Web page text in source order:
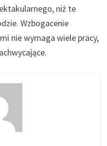
niż te
Wzbogacenie
nie wymaga wiele pracy,